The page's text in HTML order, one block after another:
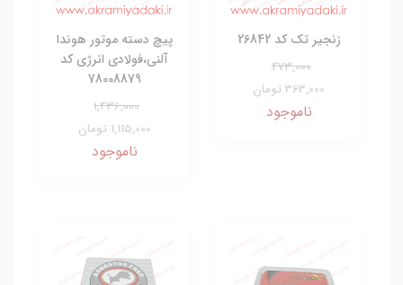
زنجیر تک کد 26842
473,000
363,000 تومان
ناموجود
پیچ دسته موتور هوندا
آلنی،فولادی انرژی کد
78008879
1,436,000
1,115,000 تومان
ناموجود